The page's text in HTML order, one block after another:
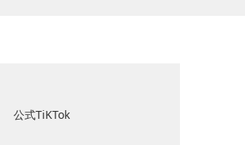
公式TiKTok